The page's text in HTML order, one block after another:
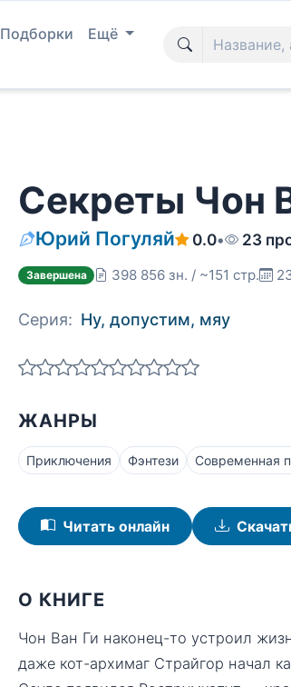
Подборки Ещё
Секреты Чон
Юрий Погуляй 0.0• 23
Завершена 398 856 зн. / ~151 стр.
Серия: Ну, допустим, мяу
ЖАНРЫ
Приключения Фэнтези Современная
Читать онлайн
О КНИГЕ
Чон Ван Ги наконец-то устроил
даже кот-архимаг Страйгор начал